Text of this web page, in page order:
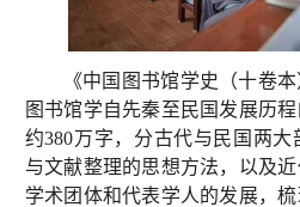
《中国图书馆学史（十卷
图书馆学自先秦至民国发展历
约380万字，分古代与民国两
与文献整理的思想方法，以及近
学术团体和代表学人的发展，